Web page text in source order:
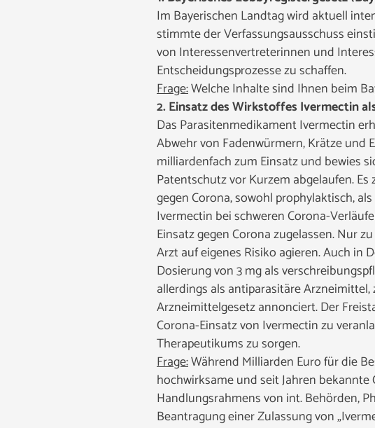
Im Bayerischen Landtag wird aktuell
stimmte der Verfassungsausschuss
von Interessenvertreterinnen und
Entscheidungsprozesse zu schaffen.
Frage:Welche Inhalte sind Ihnen beim
2. Einsatz des Wirkstoffes Ivermectin
Das Parasitenmedikament Ivermectin
Abwehr von Fadenwürmern, Krätze und
milliardenfach zum Einsatz und bewies
Patentschutz vor Kurzem abgelaufen.
gegen Corona, sowohl prophylaktisch,
Ivermectin bei schweren Corona-
Einsatz gegen Corona zugelassen. Nur
Arzt auf eigenes Risiko agieren. Auch
Dosierung von 3 mg als
allerdings als antiparasitäre
Arzneimittelgesetz annonciert. Der
Corona-Einsatz von Ivermectin zu
Therapeutikums zu sorgen.
Frage:Während Milliarden Euro für die
hochwirksame und seit Jahren
Handlungsrahmens von int. Behörden,
Beantragung einer Zulassung von